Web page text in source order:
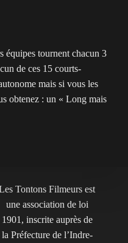
équipes tournent chacun 3
de ces 15 courts-
mais si vous les
obtenez : un « Long mais
Tontons Filmeurs est
une association de loi
1901, inscrite auprès de
la Préfecture de l’Indre-